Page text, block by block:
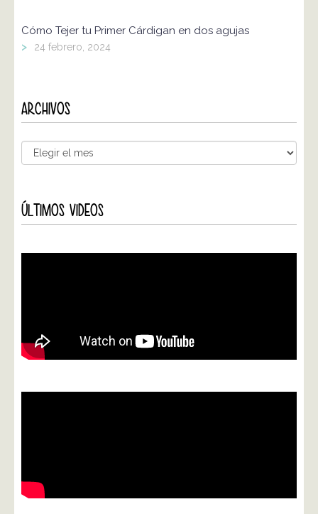
Cómo Tejer tu Primer Cárdigan en dos agujas
> 24 febrero, 2024
ARCHIVOS
ÚLTIMOS VIDEOS